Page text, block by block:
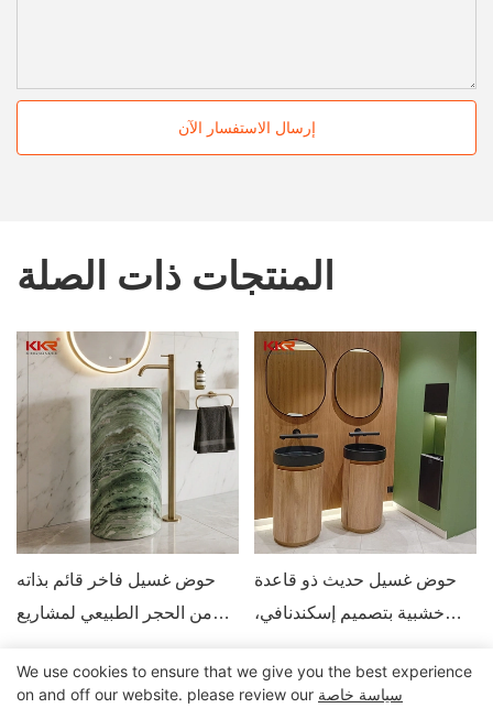
إرسال الاستفسار الآن
المنتجات ذات الصلة
حوض غسيل فاخر قائم بذاته
من الحجر الطبيعي لمشاريع
حوض غسيل حديث ذو قاعدة
خشبية بتصميم إسكندنافي،
جميع الحقوق محفوظة © 2024 Kingkonree International China
We use cookies to ensure that we give you the best experience
on and off our website. please review our سياسة خاصة